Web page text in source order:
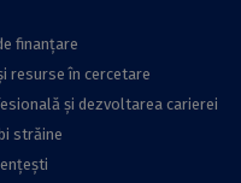
finanțare
resurse în cercetare
și dezvoltarea carierei
străine